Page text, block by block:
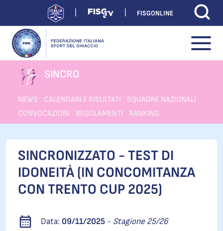
FISGONLINE
SINCRO
NEWS CALENDARI E RISULTATI
SQUADRE NAZIONALI
CONVOCAZIONI
REGOLAMENTI RANKING
SINCRONIZZATO - TEST DI
IDONEITÀ (IN CONCOMITANZA
CON TRENTO CUP 2025)
Data: 09/11/2025 - Stagione 25/26